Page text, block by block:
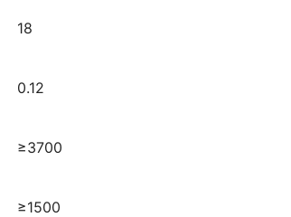
18
0.12
≥3700
≥1500